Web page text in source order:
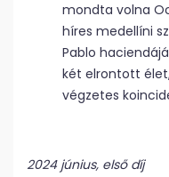
mondta volna
híres medellíni
Pablo
két elrontott
végzetes
2024 június, első díj